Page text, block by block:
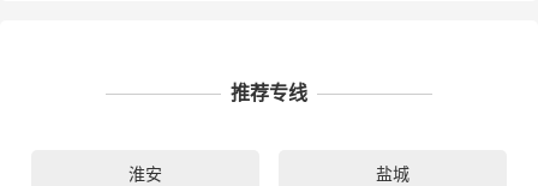
推荐专线
淮安 盐城